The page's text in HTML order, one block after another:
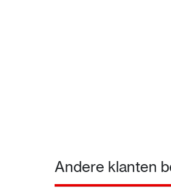
Andere klanten